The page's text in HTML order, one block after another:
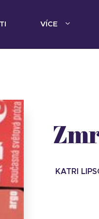
VÍCE
KATRI